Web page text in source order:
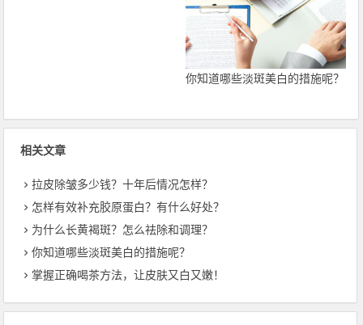
你知道哪些淡斑美白的措施呢？
相关文章
拉皮除皱多少钱？十年后情况怎样？
怎样有效补充胶原蛋白？有什么好处？
为什么长黄褐斑？怎么祛除和调理？
你知道哪些淡斑美白的措施呢？
掌握正确喝茶方法，让皮肤又白又嫩！